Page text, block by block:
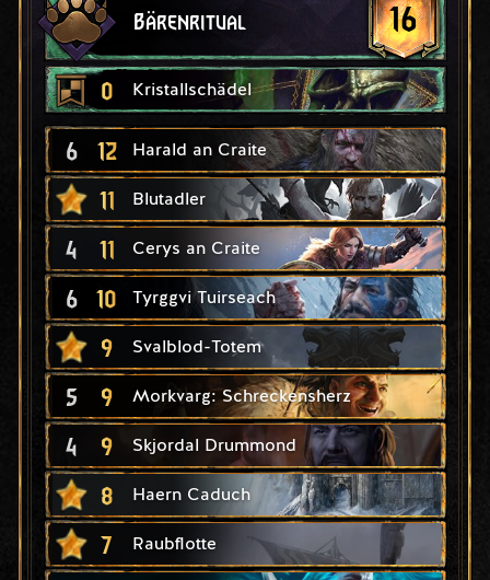
Bärenritual 16
0 Kristallschädel
6 12 Harald an Craite
11 Blutadler
4 11 Cerys an Craite
6 10 Tyrggvi Tuirseach
9 Svalblod-Totem
5 9 Morkvarg: Schreckensherz
4 9 Skjordal Drummond
8 Haern Caduch
7 Raubflotte